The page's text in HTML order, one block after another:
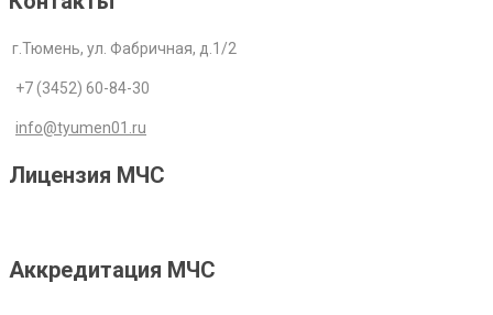
г.Тюмень, ул. Фабричная, д.1/2
+7 (3452) 60-84-30
info@tyumen01.ru
Лицензия МЧС
Аккредитация МЧС